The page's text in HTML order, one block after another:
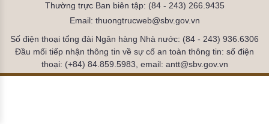
Thường trực Ban biên tập: (84 - 243) 266.9435
Email: thuongtrucweb@sbv.gov.vn
Số điện thoại tổng đài Ngân hàng Nhà nước: (84 - 243) 936.6306
Đầu mối tiếp nhận thông tin về sự cố an toàn thông tin: số điện
thoại: (+84) 84.859.5983, email: antt@sbv.gov.vn